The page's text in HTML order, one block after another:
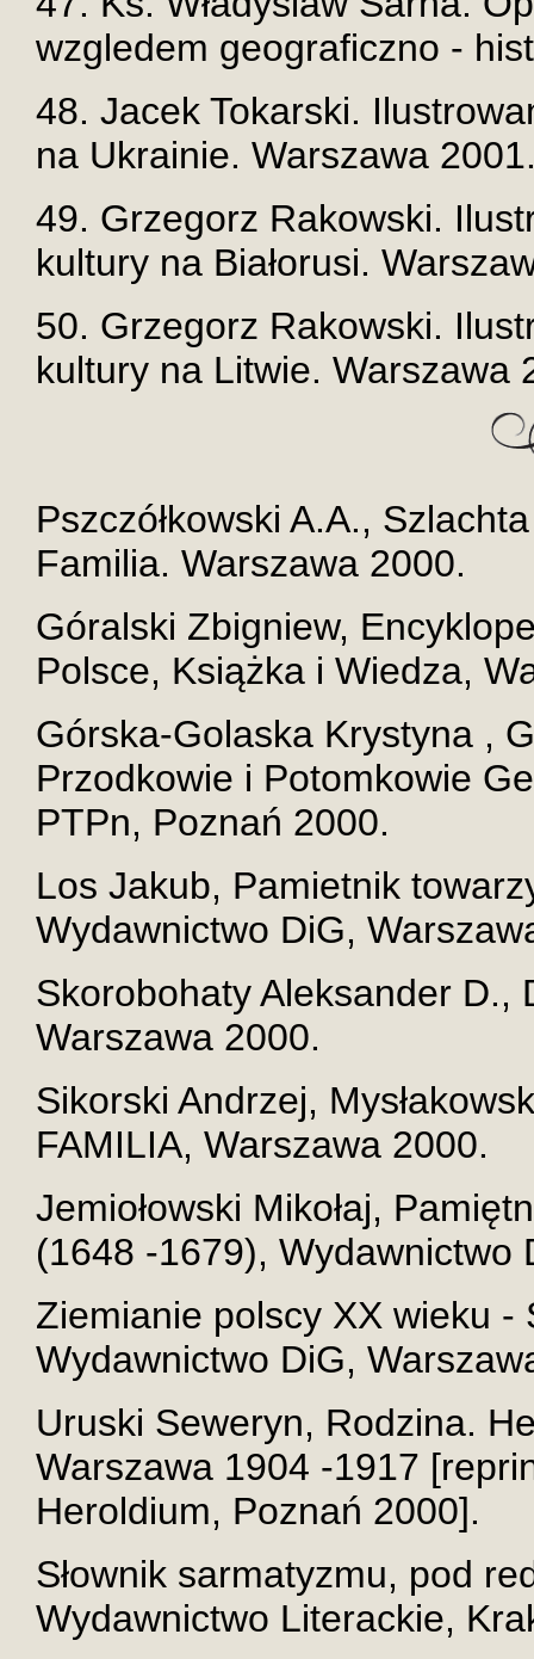
wzgledem geograficzno -
48. Jacek Tokarski.
na Ukrainie. Warszawa
49. Grzegorz Rakowski.
kultury na Białorusi.
50. Grzegorz Rakowski.
kultury na Litwie. Warszawa
Pszczółkowski A.A.,
Familia. Warszawa 2000.
Góralski Zbigniew,
Polsce, Książka i Wiedza,
Górska-Golaska Krystyna ,
Przodkowie i Potomkowie
PTPn, Poznań 2000.
Los Jakub, Pamietnik
Wydawnictwo DiG,
Skorobohaty Aleksander D.,
Warszawa 2000.
Sikorski Andrzej,
FAMILIA, Warszawa 2000.
Jemiołowski Mikołaj,
(1648 -1679), Wydawnictwo
Ziemianie polscy XX wieku -
Wydawnictwo DiG,
Uruski Seweryn, Rodzina.
Warszawa 1904 -1917
Heroldium, Poznań 2000].
Słownik sarmatyzmu, pod
Wydawnictwo Literackie,